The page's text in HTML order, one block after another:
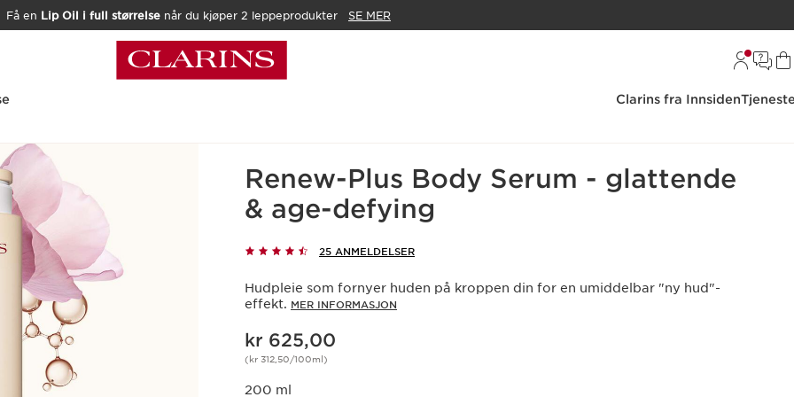
Få en Lip Oil i full størrelse når du kjøper 2 leppeprodukter SE MER
Clarins fra Innsiden
Renew-Plus Body Serum - glattende
& age-defying
25 ANMELDELSER
Hudpleie som fornyer huden på kroppen din for en umiddelbar "ny hud"-
effekt. MER INFORMASJON
Nåværende pris kr 625,00
kr 625,00
(kr 312,50/100ml)
200 ml